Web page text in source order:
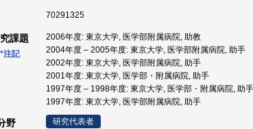
70291325
課題
*注記
2006年度: 東京大学, 医学部附属病院, 助教
2004年度 – 2005年度: 東京大学, 医学部附属病院, 助手
2002年度: 東京大学, 医学部附属病院, 助手
2001年度: 東京大学, 医学部・附属病院, 助手
1997年度 – 1998年度: 東京大学, 医学部・附属病院, 助手
1997年度: 東京大学, 医学部附属病院, 助手
野
研究代表者